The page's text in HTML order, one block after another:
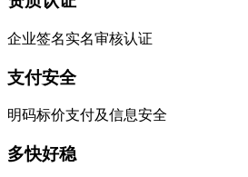
企业签名实名审核认证
支付安全
明码标价支付及信息安全
多快好稳